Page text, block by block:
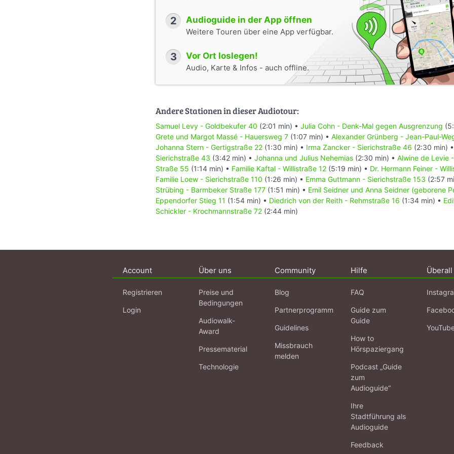
Lehrer und Lehrerinnen entlassen werden mussten. Im November 1941 traf dies auch
daraufhin zur Arbeit in der jüdischen Gemeinde zwangsverpflichtet wurde. Dort musste
Administrativen Vorbereitungen der Deportationen mitarbeiten. Seit dem Sommer 1942
erreichen, dass zumindest die jüngere ihrer Töchter zu ihr zurückkehrte, da sie sich
Deportation durch das „halbjüdische“ Kinder erhoffte. Gleichzeitig erkannte sie, dass
von Harald Baruschke, dem Internatsleiter in der Schweiz, versuchte, ihren Briefkontakt
zu behindern oder gar zu unterbinden. In einem geradezu verzweifelten Brief, den sie
Umwegen zukommen ließ, schrieb sie: „Wenn ihr mich wiedersehen wollt, muss eine von
meinen Erkundigungen nach und nach meiner Meinung liegt es an seinem Wollen. …
nicht gelingt, uns wiederzusehen, so ist keinerlei Hoffnung für später. Nur die Tat
Anfang 1943 unterbanden der Vater und seine zweite Frau Hermine Asmus jeden
Hertha Feiner und ihren Kindern, ihre letzten Briefe aus Berlin wurden den Mädchen
Am 10. März 1943 wurde Hertha Feiner verhaftet und am 12. März 1943 auf den
Auschwitz geschickt. Während der Zugfahrt nahm sie sich das Leben mit einer
befreundeter Apotheker beschafft hatte.
Seit 1992 ist ihr in der Jarrestadt der „Hertha-Feiner-Asmus-Stieg“ gewidmet. An der
Meerweinstraße erinnern eine Gedenktafel und das „Denk-Mal gegen Ausgrenzung“ an
ihre ebenfalls ermordete Kollegin Julia Cohn.
(Textauswahl gelesen von: Charlotta, Lisa, Sarah)
Quellen: Rita Bake, Wer stekct dahinder? Hamburgs Straßen, die nach Frauen
1942, Frankfurt 1993; Hertha Feiner-Asmus (Dokumentation einiger Briefe,
August 2008. (S.80ff)
2 Audioguide in der App öffnen
Weitere Touren über eine App verfügbar.
3 Vor Ort loslegen!
Audio, Karte & Infos - auch offline.
Andere Stationen in dieser Audiotour:
Samuel Levy - Goldbekufer 40 (2:01 min) • Julia Cohn - Denk-Mal gegen Ausgrenzung
Grete und Margot Massé - Hauersweg 7 (1:07 min) • Alexander Grünberg - Jean-Paul-
Johanna Stern - Gertigstraße 22 (1:30 min) • Irma Zancker - Sierichstraße 46 (2:30 min) •
Sierichstraße 43 (3:42 min) • Johanna und Julius Nehemias (2:30 min) • Alwine de Levie
Straße 55 (1:14 min) • Familie Kaftal - Willistraße 12 (5:19 min) • Dr. Hermann Feiner -
Familie Loew - Sierichstraße 110 (1:26 min) • Emma Guttmann - Sierichstraße 153 (2:57
Strübing - Barmbeker Straße 177 (1:51 min) • Emil Seidner und Anna Seidner (geborene
Eppendorfer Stieg 11 (1:54 min) • Diedrich von der Reith - Rehmstraße 16 (1:34 min) •
Schickler - Krochmannstraße 72 (2:44 min)
Account
Registrieren
Login
Über uns
Preise und
Bedingungen
Audiowalk-
Award
Pressematerial
Technologie
Community
Blog
Partnerprogramm
Guidelines
Missbrauch
melden
Hilfe
FAQ
Guide zum
Guide
How to
Hörspaziergang
Podcast „Guide
zum
Audioguide“
Ihre
Stadtführung als
Audioguide
Feedback
Überall